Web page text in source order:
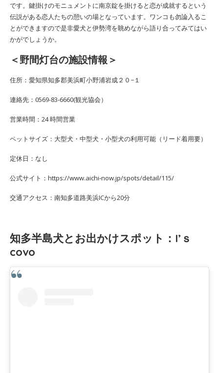
です。鍵掛けのモニュメントに南京錠を掛けると恋が成就するという
伝説がある恋人たちの憩いの場となっています。ワンコも勿論入るこ
とができますので是非愛犬と伊勢湾を眺めながら語り合ってみてはい
かがでしょうか。
＜野間灯台の施設情報＞
住所：愛知県知多郡美浜町小野浦岩成２０−１
連絡先：0569-83-6660(観光協会）
営業時間：24 時間営業
ペットサイズ：大型犬・中型犬・小型犬の利用可能（リード着用要）
定休日：なし
公式サイト：https://www.aichi-now.jp/spots/detail/115/
交通アクセス：南知多道路美浜ICから20分
知多半島犬とお出かけスポット：I’ｓ
covo